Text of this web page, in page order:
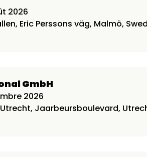
2026
Eric Perssons väg, Malmö,
GmbH
2026
Jaarbeursboulevard,